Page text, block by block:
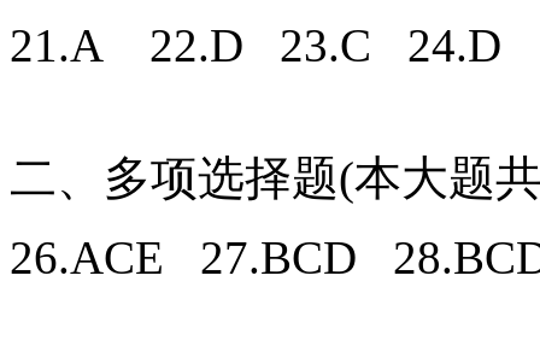
21.A 22.D 23.C 24.D
二、多项选择题(本大题
26.ACE 27.BCD